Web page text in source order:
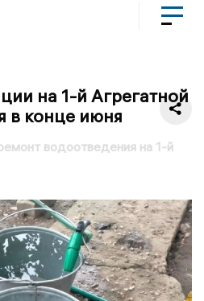
на 1-й Агрегатной
в конце июня
водоотведения на 1-й